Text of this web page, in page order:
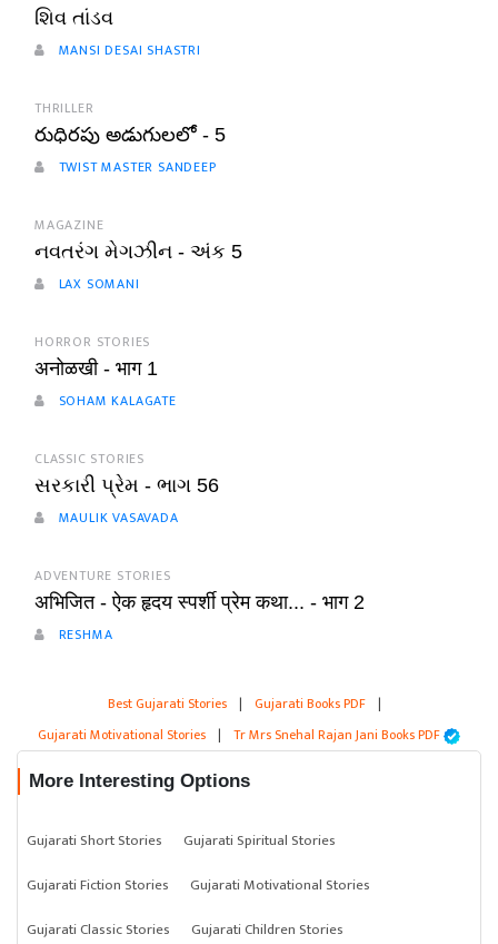
શિવ તાંડવ
MANSI DESAI SHASTRI
THRILLER
రుధిరపు అడుగులలో - 5
TWIST MASTER SANDEEP
MAGAZINE
નવતરંગ મેગઝીન - અંક 5
LAX SOMANI
HORROR STORIES
अनोळखी - भाग 1
SOHAM KALAGATE
CLASSIC STORIES
સરકારી પ્રેમ - ભાગ 56
MAULIK VASAVADA
ADVENTURE STORIES
अभिजित - ऐक हृदय स्पर्शी प्रेम कथा... - भाग 2
RESHMA
Best Gujarati Stories | Gujarati Books PDF |
Gujarati Motivational Stories | Tr Mrs Snehal Rajan Jani Books PDF
More Interesting Options
Gujarati Short Stories
Gujarati Spiritual Stories
Gujarati Fiction Stories
Gujarati Motivational Stories
Gujarati Classic Stories
Gujarati Children Stories